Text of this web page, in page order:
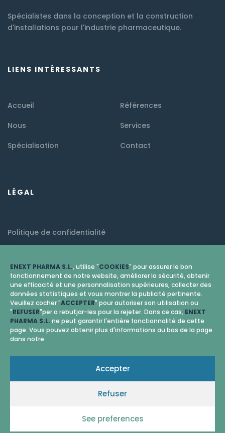
ENEXT PHARMA S.L., utilise "COOKIES" pour assurer le bon
fonctionnement de notre website, améliorer la sécurité, obtenir
une efficacité et une personnalisation supérieures, collecter des
données statistiques et vous montrer la publicité pertinente.
Veuillez cocher "ACCEPTER" pour autoriser son utilisation ou
"REFUSER"per a rebutjar-les.pour la rejeter. Dans ce cas, ENEXT
PHARMA S.L. ne peut garantir l'entière fonctionnalité de cette
page. Vous pouvez obtenir plus d'informations au bas de la page
dans notre
Accepter
Refuser
See preferences
Spécialistes dans la conception et la construction
d'installations pour l'industrie pharmaceutique.
LIENS INTÉRESSANTS
Accueil
Références
Nous
Services
Spécialisation
Contact
LÉGAL
Politique de confidentialité
Politique de cookies (EU)
© 2026 Enext Pharma